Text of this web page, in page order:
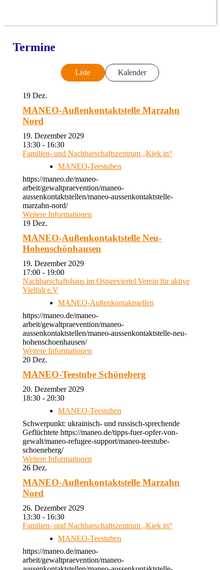
Termine
Liste Kalender
19 Dez.
MANEO-Außenkontaktstelle Marzahn
Nord
19. Dezember 2029
13:30 - 16:30
Familien- und Nachbarschaftszentrum „Kiek in“
MANEO-Teestuben
https://maneo.de/maneo-
arbeit/gewaltpraevention/maneo-
aussenkontaktstellen/maneo-aussenkontaktstelle-
marzahn-nord/
Weitere Informationen
19 Dez.
MANEO-Außenkontaktstelle Neu-
Hohenschönhausen
19. Dezember 2029
17:00 - 19:00
Nachbarschaftshaus im Ostseeviertel Verein für aktive
Vielfalt e.V
MANEO-Außenkontaktstellen
https://maneo.de/maneo-
arbeit/gewaltpraevention/maneo-
aussenkontaktstellen/maneo-aussenkontaktstelle-neu-
hohenschoenhausen/
Weitere Informationen
20 Dez.
MANEO-Teestube Schöneberg
20. Dezember 2029
18:30 - 20:30
MANEO-Teestuben
Schwerpunkt: ukrainisch- und russisch-sprechende
Geflüchtete https://maneo.de/tipps-fuer-opfer-von-
gewalt/maneo-refugee-support/maneo-teestube-
schoeneberg/
Weitere Informationen
26 Dez.
MANEO-Außenkontaktstelle Marzahn
Nord
26. Dezember 2029
13:30 - 16:30
Familien- und Nachbarschaftszentrum „Kiek in“
MANEO-Teestuben
https://maneo.de/maneo-
arbeit/gewaltpraevention/maneo-